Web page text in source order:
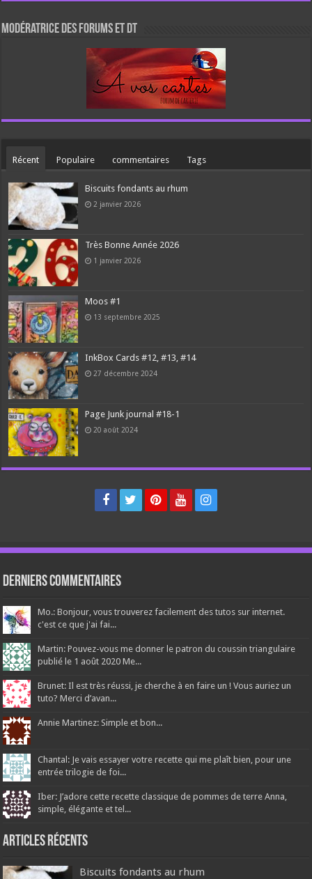
Modératrice des forums et DT
Récent Populaire commentaires Tags
Biscuits fondants au rhum
2 janvier 2026
Très Bonne Année 2026
1 janvier 2026
Moos #1
13 septembre 2025
InkBox Cards #12, #13, #14
27 décembre 2024
Page Junk journal #18-1
20 août 2024
Derniers Commentaires
Mo.: Bonjour, vous trouverez facilement des tutos sur internet.
c'est ce que j'ai fai...
Martin: Pouvez-vous me donner le patron du coussin triangulaire
publié le 1 août 2020 Me...
Brunet: Il est très réussi, je cherche à en faire un ! Vous auriez un
tuto? Merci d’avan...
Annie Martinez: Simple et bon...
Chantal: Je vais essayer votre recette qui me plaît bien, pour une
entrée trilogie de foi...
Iber: J’adore cette recette classique de pommes de terre Anna,
simple, élégante et tel...
Articles récents
Biscuits fondants au rhum